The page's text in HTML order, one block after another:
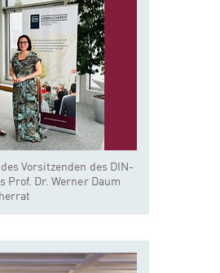
Vorsitzenden des DIN-
Prof. Dr. Werner Daum